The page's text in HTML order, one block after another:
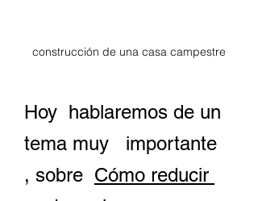
construcción de una casa campestre
Hoy  hablaremos de un
tema muy   importante
, sobre Cómo reducir